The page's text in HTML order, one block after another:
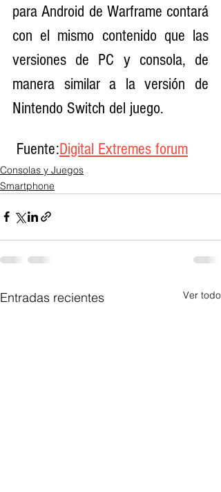
para Android de Warframe contará
con el mismo contenido que las
versiones de PC y consola, de
manera similar a la versión de
Nintendo Switch del juego.
Fuente:Digital Extremes forum
Consolas y Juegos
Smartphone
Entradas recientes Ver todo